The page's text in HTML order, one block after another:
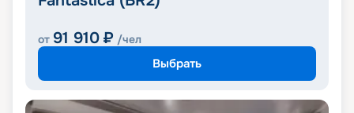
от 91 910 ₽ /чел
Выбрать